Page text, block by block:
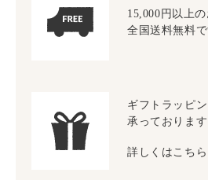
15,000円以上
全国送料無料で
ギフトラッピ
承っております
詳しくはこちら